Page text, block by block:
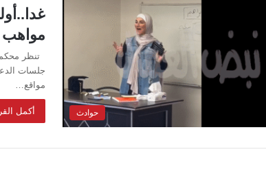
حوادث
تنظر
جلسات
مواقع…
أكمل